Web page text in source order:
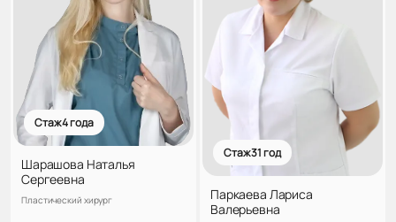
Стаж 4 года
Шарашова Наталья
Сергеевна
Пластический хирург
Стаж 31 год
Паркаева Лариса
Валерьевна